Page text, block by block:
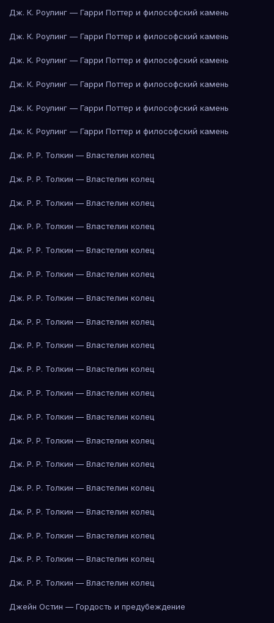
Дж. К. Роулинг — Гарри Поттер и философский камень
Дж. К. Роулинг — Гарри Поттер и философский камень
Дж. К. Роулинг — Гарри Поттер и философский камень
Дж. К. Роулинг — Гарри Поттер и философский камень
Дж. К. Роулинг — Гарри Поттер и философский камень
Дж. К. Роулинг — Гарри Поттер и философский камень
Дж. Р. Р. Толкин — Властелин колец
Дж. Р. Р. Толкин — Властелин колец
Дж. Р. Р. Толкин — Властелин колец
Дж. Р. Р. Толкин — Властелин колец
Дж. Р. Р. Толкин — Властелин колец
Дж. Р. Р. Толкин — Властелин колец
Дж. Р. Р. Толкин — Властелин колец
Дж. Р. Р. Толкин — Властелин колец
Дж. Р. Р. Толкин — Властелин колец
Дж. Р. Р. Толкин — Властелин колец
Дж. Р. Р. Толкин — Властелин колец
Дж. Р. Р. Толкин — Властелин колец
Дж. Р. Р. Толкин — Властелин колец
Дж. Р. Р. Толкин — Властелин колец
Дж. Р. Р. Толкин — Властелин колец
Дж. Р. Р. Толкин — Властелин колец
Дж. Р. Р. Толкин — Властелин колец
Дж. Р. Р. Толкин — Властелин колец
Дж. Р. Р. Толкин — Властелин колец
Джейн Остин — Гордость и предубеждение